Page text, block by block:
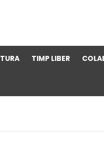
TIMP LIBER